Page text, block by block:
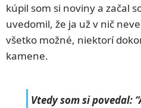
kúpil som si noviny a začal
uvedomil, že ja už v nič
všetko možné, niektorí
kamene.
Vtedy som si povedal: